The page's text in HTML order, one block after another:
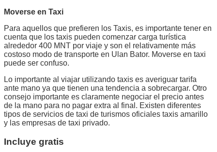
Moverse en Taxi
Para aquellos que prefieren los Taxis, es importante tener en
cuenta que los taxis pueden comenzar carga turística
alrededor 400 MNT por viaje y son el relativamente más
costoso modo de transporte en Ulan Bator. Moverse en taxi
puede ser confuso.
Lo importante al viajar utilizando taxis es averiguar tarifa
ante mano ya que tienen una tendencia a sobrecargar. Otro
consejo importante es claramente negociar el precio antes
de la mano para no pagar extra al final. Existen diferentes
tipos de servicios de taxi de turismos oficiales taxis amarillo
y las empresas de taxi privado.
Incluye gratis